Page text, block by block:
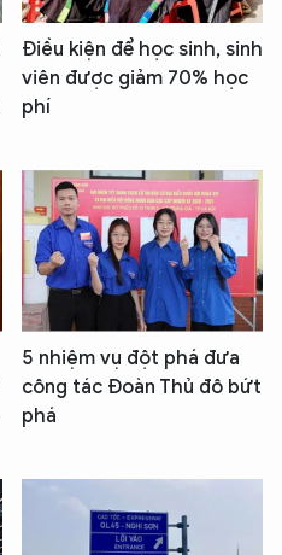
Điều kiện để học sinh, sinh
viên được giảm 70% học
phí
5 nhiệm vụ đột phá đưa
công tác Đoàn Thủ đô bứt
phá